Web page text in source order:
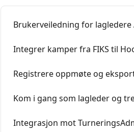
Brukerveiledning for
Integrer kamper fra FIKS til
Registrere oppmøte og
Kom i gang som lagleder og
Integrasjon mot